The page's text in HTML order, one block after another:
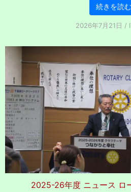
続きを読む
2026年7月21日 /
2025-26年度 ニュース ロ